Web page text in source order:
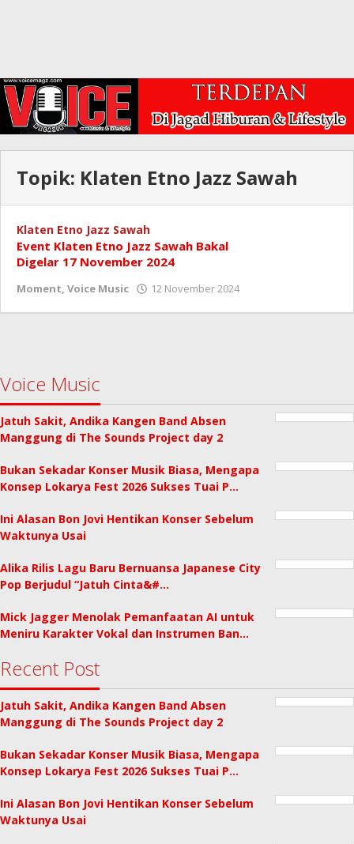
Topik: Klaten Etno Jazz Sawah
Klaten Etno Jazz Sawah
Event Klaten Etno Jazz Sawah Bakal
Digelar 17 November 2024
Moment, Voice Music 12 November 2024
Voice Music
Jatuh Sakit, Andika Kangen Band Absen
Manggung di The Sounds Project day 2
Bukan Sekadar Konser Musik Biasa, Mengapa
Konsep Lokarya Fest 2026 Sukses Tuai P…
Ini Alasan Bon Jovi Hentikan Konser Sebelum
Waktunya Usai
Alika Rilis Lagu Baru Bernuansa Japanese City
Pop Berjudul “Jatuh Cinta&#…
Mick Jagger Menolak Pemanfaatan AI untuk
Meniru Karakter Vokal dan Instrumen Ban…
Recent Post
Jatuh Sakit, Andika Kangen Band Absen
Manggung di The Sounds Project day 2
Bukan Sekadar Konser Musik Biasa, Mengapa
Konsep Lokarya Fest 2026 Sukses Tuai P…
Ini Alasan Bon Jovi Hentikan Konser Sebelum
Waktunya Usai